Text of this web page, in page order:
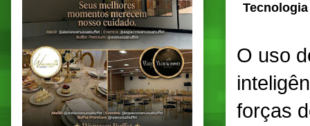
O uso
forças